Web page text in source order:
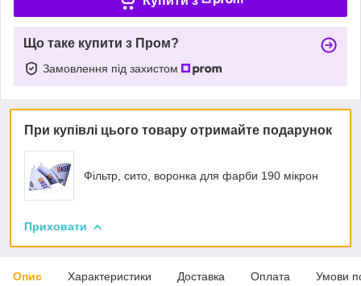
Що таке купити з Пром?
Замовлення під захистом
При купівлі цього товару отримайте подарунок
Фільтр, сито, воронка для фарби 190 мікрон
Приховати
Опис Характеристики Доставка Оплата Умови